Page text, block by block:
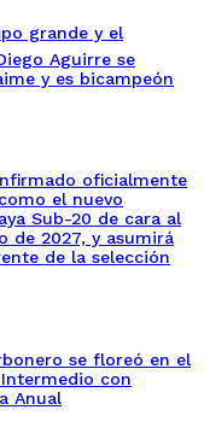
grande y el
Aguirre se
y es bicampeón
oficialmente
el nuevo
Sub-20 de cara al
de 2027, y asumirá
de la selección
se floreó en el
con
Anual